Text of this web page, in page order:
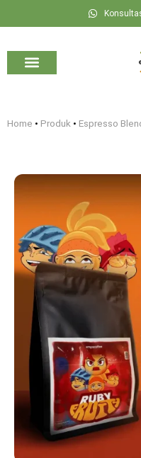
Home • Produk • Espresso